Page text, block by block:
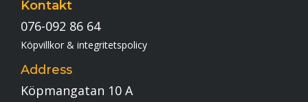
Kontakt
076-092 86 64
Köpvillkor & integritetspolicy
Address
Köpmangatan 10 A